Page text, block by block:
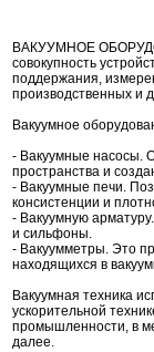
ВАКУУМНОЕ
совокупность
поддержания,
производственных и
Вакуумное
- Вакуумные насосы.
пространства и
- Вакуумные печи.
консистенции и
- Вакуумную
и сильфоны.
- Вакуумметры. Это
находящихся в
Вакуумная техника
ускорительной
промышленности, в
далее.